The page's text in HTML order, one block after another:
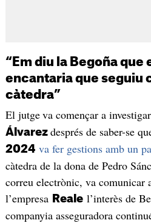
“Em diu la Begoña que
encantaria que seguiu
càtedra”
El jutgeva començar a investigar
Álvarez després de saber-se
2024 va fer gestions amb un
càtedra de la dona de Pedro
correu electrònic, va comunicar
l’empresa Realel’interès de
companyia asseguradora